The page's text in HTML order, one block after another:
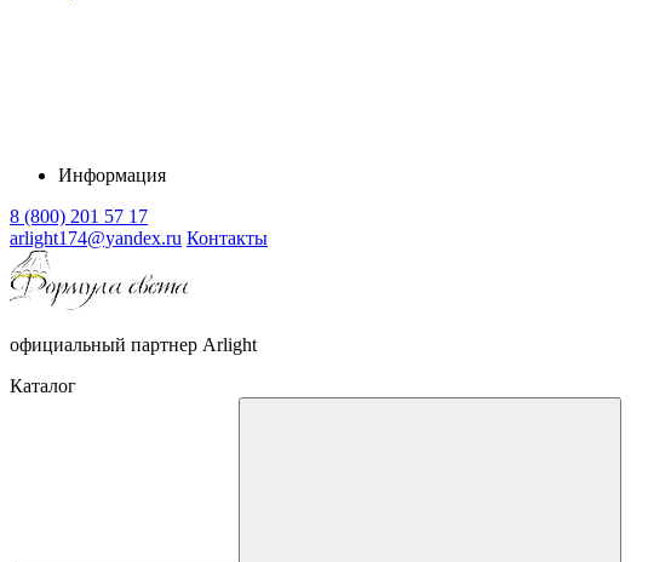
Информация
8 (800) 201 57 17
arlight174@yandex.ru Контакты
официальный партнер Arlight
Каталог